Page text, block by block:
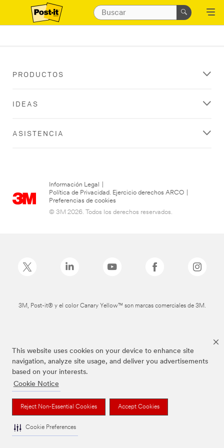
This website uses cookies on your device to enhance site
navigation, analyze site usage, and deliver you advertisements
based on your interests.
Cookie Notice
Reject Non-Essential Cookies Accept Cookies
Cookie Preferences
PRODUCTOS
IDEAS
ASISTENCIA
Información Legal
Política de Privacidad. Ejercicio derechos ARCO
Preferencias de cookies
© 3M 2026. Todos los derechos reservados.
3M, Post-it® y el color Canary Yellow™ son marcas comerciales de 3M.